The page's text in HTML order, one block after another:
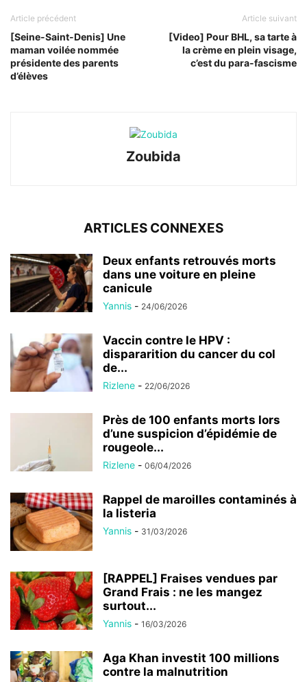
Article précédent
[Seine-Saint-Denis] Une
maman voilée nommée
présidente des parents
d’élèves
Article suivant
[Video] Pour BHL, sa tarte à
la crème en plein visage,
c’est du para-fascisme
Zoubida
ARTICLES CONNEXES
Deux enfants retrouvés morts
dans une voiture en pleine
canicule
Yannis - 24/06/2026
Vaccin contre le HPV :
dispararition du cancer du col
de...
Rizlene - 22/06/2026
Près de 100 enfants morts lors
d’une suspicion d’épidémie de
rougeole...
Rizlene - 06/04/2026
Rappel de maroilles contaminés à
la listeria
Yannis - 31/03/2026
[RAPPEL] Fraises vendues par
Grand Frais : ne les mangez
surtout...
Yannis - 16/03/2026
Aga Khan investit 100 millions
contre la malnutrition